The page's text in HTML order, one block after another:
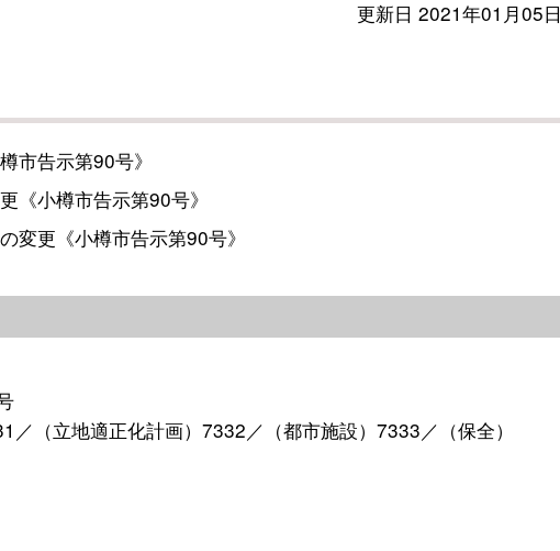
更新日 2021年01月05日
市告示第90号》
《小樽市告示第90号》
変更《小樽市告示第90号》
（立地適正化計画）7332／（都市施設）7333／（保全）